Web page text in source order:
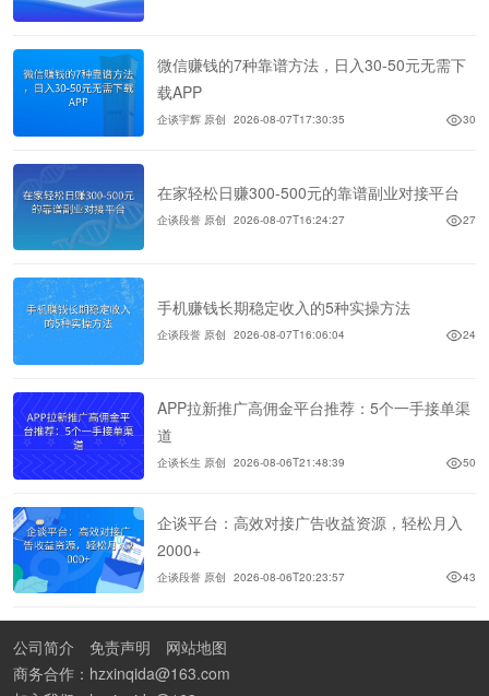
微信赚钱的7种靠谱方法，日入30-50元无需下
载APP
企谈宇辉 原创 2026-08-07T17:30:35 30
在家轻松日赚300-500元的靠谱副业对接平台
企谈段誉 原创 2026-08-07T16:24:27 27
手机赚钱长期稳定收入的5种实操方法
企谈段誉 原创 2026-08-07T16:06:04 24
APP拉新推广高佣金平台推荐：5个一手接单渠
道
企谈长生 原创 2026-08-06T21:48:39 50
企谈平台：高效对接广告收益资源，轻松月入
2000+
企谈段誉 原创 2026-08-06T20:23:57 43
公司简介 免责声明
网站地图
商务合作：hzxinqida@163.com